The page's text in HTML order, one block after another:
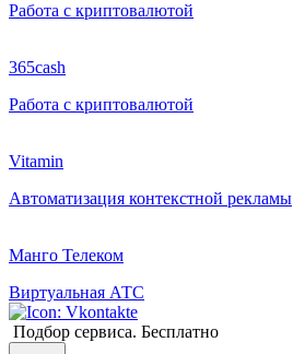
Работа с криптовалютой
365cash
Работа с криптовалютой
Vitamin
Автоматизация контекстной рекламы
Манго Телеком
Виртуальная АТС
Подбор сервиса. Бесплатно